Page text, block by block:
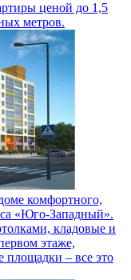
ценой до 1,5
метров.
комфортного,
«Юго-Западный».
кладовые и
этаже,
площадки – все это